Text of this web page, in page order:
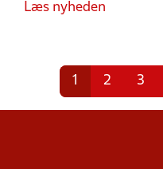
Læs nyheden
1 2 3